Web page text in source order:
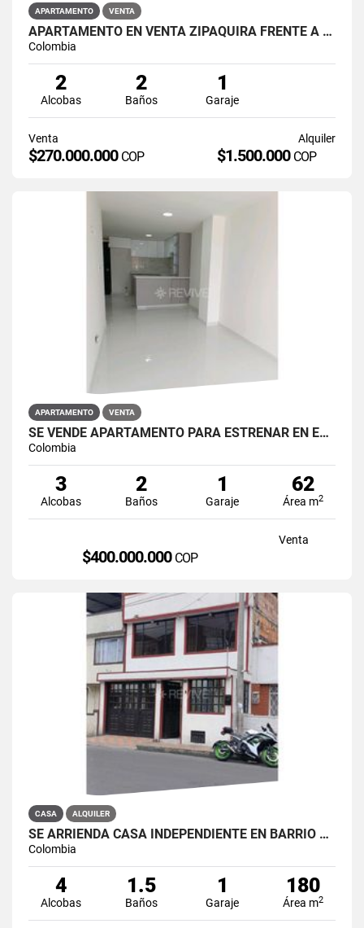
APARTAMENTO VENTA
APARTAMENTO EN VENTA ZIPAQUIRÁ FRENTE A LA UNIMINUTO
Colombia
2
Alcobas
2
Baños
1
Garaje
Venta
$270.000.000 COP
Alquiler
$1.500.000 COP
APARTAMENTO VENTA
SE VENDE APARTAMENTO PARA ESTRENAR EN EL BARRIO RESTREPO
Colombia
3
Alcobas
2
Baños
1
Garaje
62
Área m2
Venta
$400.000.000 COP
CASA ALQUILER
SE ARRIENDA CASA INDEPENDIENTE EN BARRIO QUIROGA SUR
Colombia
4
Alcobas
1.5
Baños
1
Garaje
180
Área m2